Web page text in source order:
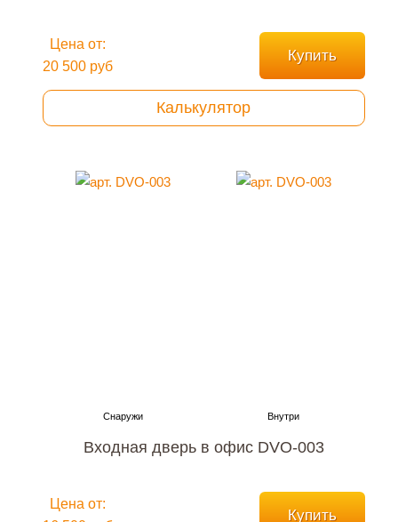
Цена от:
20 500 руб
Купить
Калькулятор
Входная дверь в офис DVO-003
Цена от:
Купить